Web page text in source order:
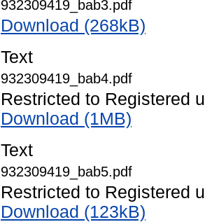
932309419_bab3.pdf
Download (268kB)
Text
932309419_bab4.pdf
Restricted to Registered
Download (1MB)
Text
932309419_bab5.pdf
Restricted to Registered
Download (123kB)